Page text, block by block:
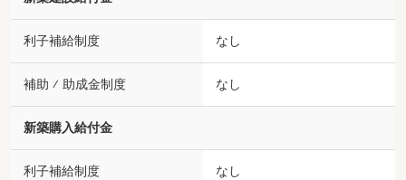
利子補給制度 なし
補助 ⁄ 助成金制度 なし
新築購入給付金
利子補給制度 なし